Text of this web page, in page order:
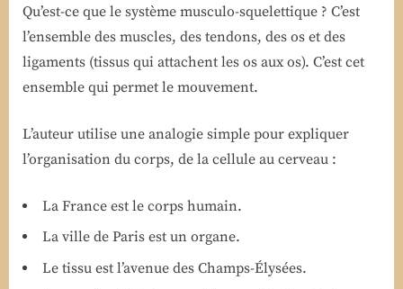
Qu’est-ce que le système musculo-squelettique ? C’est
l’ensemble des muscles, des tendons, des os et des
ligaments (tissus qui attachent les os aux os). C’est cet
ensemble qui permet le mouvement.
L’auteur utilise une analogie simple pour expliquer
l’organisation du corps, de la cellule au cerveau :
La France est le corps humain.
La ville de Paris est un organe.
Le tissu est l’avenue des Champs-Élysées.